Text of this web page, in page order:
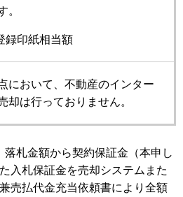
。
印紙相当額
において、不動産のインター
却は行っておりません。
札金額から契約保証金（本申し
入札保証金を売却システムまた
売払代金充当依頼書により全額